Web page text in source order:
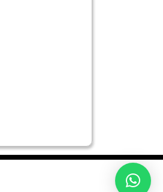
los Derechos Reservados